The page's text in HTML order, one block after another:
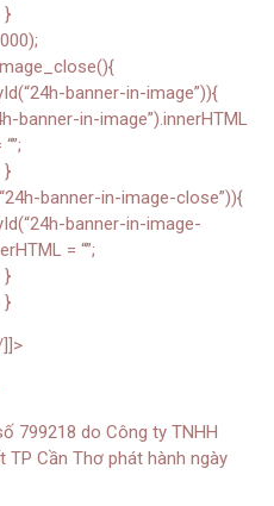
}
banner-in-image”)){
banner-in-image”).innerHTML
“”;
}
banner-in-image-close”)){
banner-in-image-
= “”;
}
}
799218 do Công ty TNHH
Cần Thơ phát hành ngày